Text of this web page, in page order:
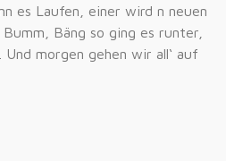
es Laufen, einer wird n neuen
Bäng so ging es runter,
morgen gehen wir all‘ auf